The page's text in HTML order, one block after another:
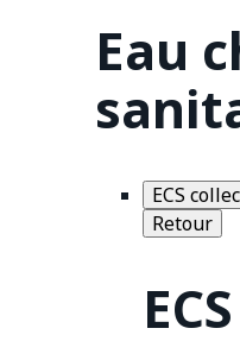
Eau
ECS
Retour